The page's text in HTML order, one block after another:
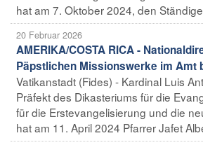
hat am 7. Oktober 2024, den
20 Februar 2026
AMERIKA/COSTA RICA -
Päpstlichen Missionswerke im Amt
Vatikanstadt (Fides) - Kardinal Luis
Präfekt des Dikasteriums für die
für die Erstevangelisierung und die
hat am 11. April 2024 Pfarrer Jafet